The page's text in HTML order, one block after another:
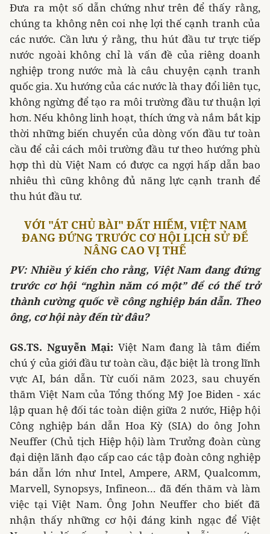
Đưa ra một số dẫn chứng như trên để thấy rằng,
chúng ta không nên coi nhẹ lợi thế cạnh tranh của
các nước. Cần lưu ý rằng, thu hút đầu tư trực tiếp
nước ngoài không chỉ là vấn đề của riêng doanh
nghiệp trong nước mà là câu chuyện cạnh tranh
quốc gia. Xu hướng của các nước là thay đổi liên tục,
không ngừng để tạo ra môi trường đầu tư thuận lợi
hơn. Nếu không linh hoạt, thích ứng và nắm bắt kịp
thời những biến chuyển của dòng vốn đầu tư toàn
cầu để cải cách môi trường đầu tư theo hướng phù
hợp thì dù Việt Nam có được ca ngợi hấp dẫn bao
nhiêu thì cũng không đủ năng lực cạnh tranh để
thu hút đầu tư.
VỚI "ÁT CHỦ BÀI" ĐẤT HIẾM, VIỆT NAM
ĐANG ĐỨNG TRƯỚC CƠ HỘI LỊCH SỬ ĐỂ
NÂNG CAO VỊ THẾ
PV: Nhiều ý kiến cho rằng, Việt Nam đang đứng
trước cơ hội “nghìn năm có một” để có thể trở
thành cường quốc về công nghiệp bán dẫn. Theo
ông, cơ hội này đến từ đâu?
GS.TS. Nguyễn Mại: Việt Nam đang là tâm điểm
chú ý của giới đầu tư toàn cầu, đặc biệt là trong lĩnh
vực AI, bán dẫn. Từ cuối năm 2023, sau chuyến
thăm Việt Nam của Tổng thống Mỹ Joe Biden - xác
lập quan hệ đối tác toàn diện giữa 2 nước, Hiệp hội
Công nghiệp bán dẫn Hoa Kỳ (SIA) do ông John
Neuffer (Chủ tịch Hiệp hội) làm Trưởng đoàn cùng
đại diện lãnh đạo cấp cao các tập đoàn công nghiệp
bán dẫn lớn như Intel, Ampere, ARM, Qualcomm,
Marvell, Synopsys, Infineon… đã đến thăm và làm
việc tại Việt Nam. Ông John Neuffer cho biết đã
nhận thấy những cơ hội đáng kinh ngạc để Việt